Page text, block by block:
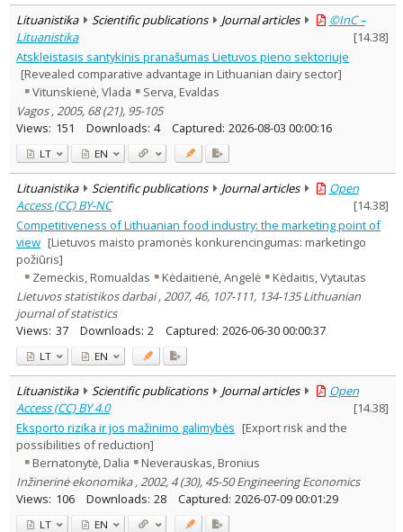
Lituanistika Scientific publications Journal articles
©InC –
Lituanistika
[14.38]
Atskleistasis santykinis pranašumas Lietuvos pieno sektoriuje
[Revealed comparative advantage in Lithuanian dairy sector]
Vitunskienė, Vlada
Serva, Evaldas
Vagos , 2005, 68 (21), 95-105
Views: 151 Downloads: 4 Captured: 2026-08-03 00:00:16
LT EN
Lituanistika Scientific publications Journal articles
Open
Access (CC) BY-NC
[14.38]
Competitiveness of Lithuanian food industry: the marketing point of
view [Lietuvos maisto pramonės konkurencingumas: marketingo
požiūris]
Zemeckis, Romualdas
Kėdaitienė, Angelė
Kėdaitis, Vytautas
Lietuvos statistikos darbai , 2007, 46, 107-111, 134-135 Lithuanian
journal of statistics
Views: 37 Downloads: 2 Captured: 2026-06-30 00:00:37
LT EN
Lituanistika Scientific publications Journal articles
Open
Access (CC) BY 4.0
[14.38]
Eksporto rizika ir jos mažinimo galimybės [Export risk and the
possibilities of reduction]
Bernatonytė, Dalia
Neverauskas, Bronius
Inžinerinė ekonomika , 2002, 4 (30), 45-50 Engineering Economics
Views: 106 Downloads: 28 Captured: 2026-07-09 00:01:29
LT EN